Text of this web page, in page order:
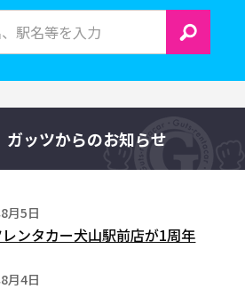
ガッツからのお知らせ
月5日
ンタカー犬山駅前店が1周年
月4日